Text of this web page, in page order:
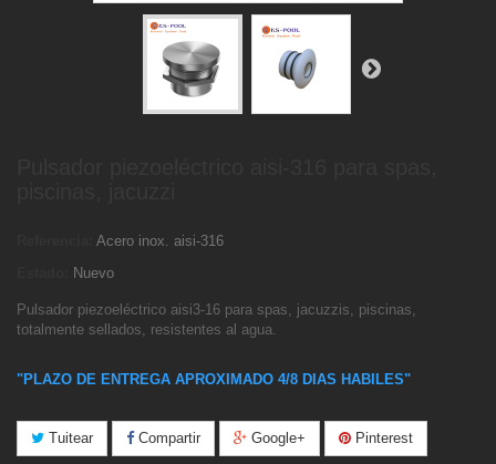
Acero inox. aisi-316
Nuevo
Pulsador piezoeléctrico aisi3-16 para spas, jacuzzis, piscinas,
totalmente sellados, resistentes al agua.
"PLAZO DE ENTREGA APROXIMADO 4/8 DIAS HABILES"
Tuitear Compartir Google+ Pinterest